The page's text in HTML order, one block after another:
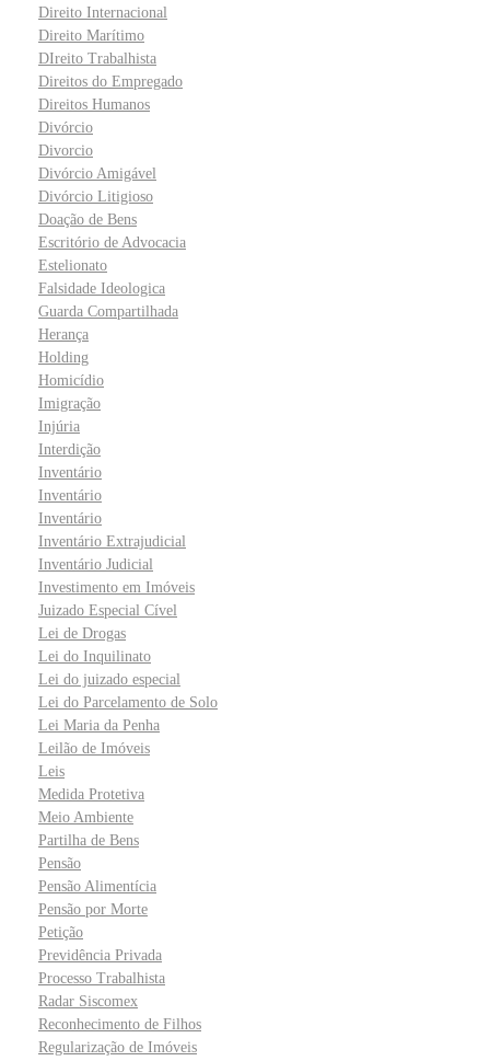
Direito Internacional
Direito Marítimo
DIreito Trabalhista
Direitos do Empregado
Direitos Humanos
Divórcio
Divorcio
Divórcio Amigável
Divórcio Litigioso
Doação de Bens
Escritório de Advocacia
Estelionato
Falsidade Ideologica
Guarda Compartilhada
Herança
Holding
Homicídio
Imigração
Injúria
Interdição
Inventário
Inventário
Inventário
Inventário Extrajudicial
Inventário Judicial
Investimento em Imóveis
Juizado Especial Cível
Lei de Drogas
Lei do Inquilinato
Lei do juizado especial
Lei do Parcelamento de Solo
Lei Maria da Penha
Leilão de Imóveis
Leis
Medida Protetiva
Meio Ambiente
Partilha de Bens
Pensão
Pensão Alimentícia
Pensão por Morte
Petição
Previdência Privada
Processo Trabalhista
Radar Siscomex
Reconhecimento de Filhos
Regularização de Imóveis